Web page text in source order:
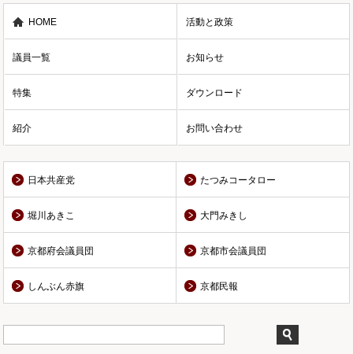
HOME 活動と政策
議員一覧 お知らせ
特集 ダウンロード
紹介 お問い合わせ
日本共産党 たつみコータロー
堀川あきこ 大門みきし
京都府会議員団 京都市会議員団
しんぶん赤旗 京都民報